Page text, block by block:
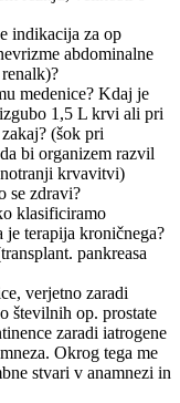
indikacija za op
abdominalne
medenice? Kdaj je
1,5 L krvi ali pri
(šok pri
bi organizem razvil
krvavitvi)
se zdravi?
klasificiramo
je terapija kroničnega?
pankreasa
verjetno zaradi
številnih op. prostate
zaradi iatrogene
Okrog tega me
stvari v anamnezi in